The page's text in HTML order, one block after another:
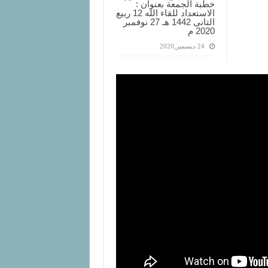
خطبة الجمعة بعنوان :
الاستعداد للقاء الله 12 ربيع
التانى 1442 هـ 27 نوفمبر
2020 م
24 ديسمبر,2020